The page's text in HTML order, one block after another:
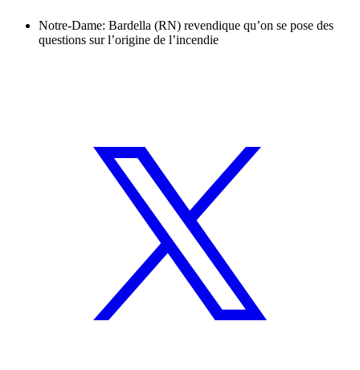
Notre-Dame: Bardella (RN) revendique qu’on se pose des
questions sur l’origine de l’incendie